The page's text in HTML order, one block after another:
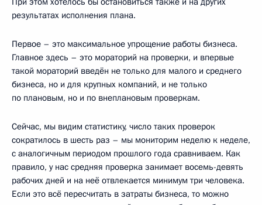
результатах исполнения плана.
Первое – это максимальное упрощение работы бизнеса.
Главное здесь – это мораторий на проверки, и впервые
такой мораторий введён не только для малого и среднего
бизнеса, но и для крупных компаний, и не только
по плановым, но и по внеплановым проверкам.
Сейчас, мы видим статистику, число таких проверок
сократилось в шесть раз – мы мониторим неделю к неделе,
с аналогичным периодом прошлого года сравниваем. Как
правило, у нас средняя проверка занимает восемь-девять
рабочих дней и на неё отвлекается минимум три человека.
Если это всё пересчитать в затраты бизнеса, то можно